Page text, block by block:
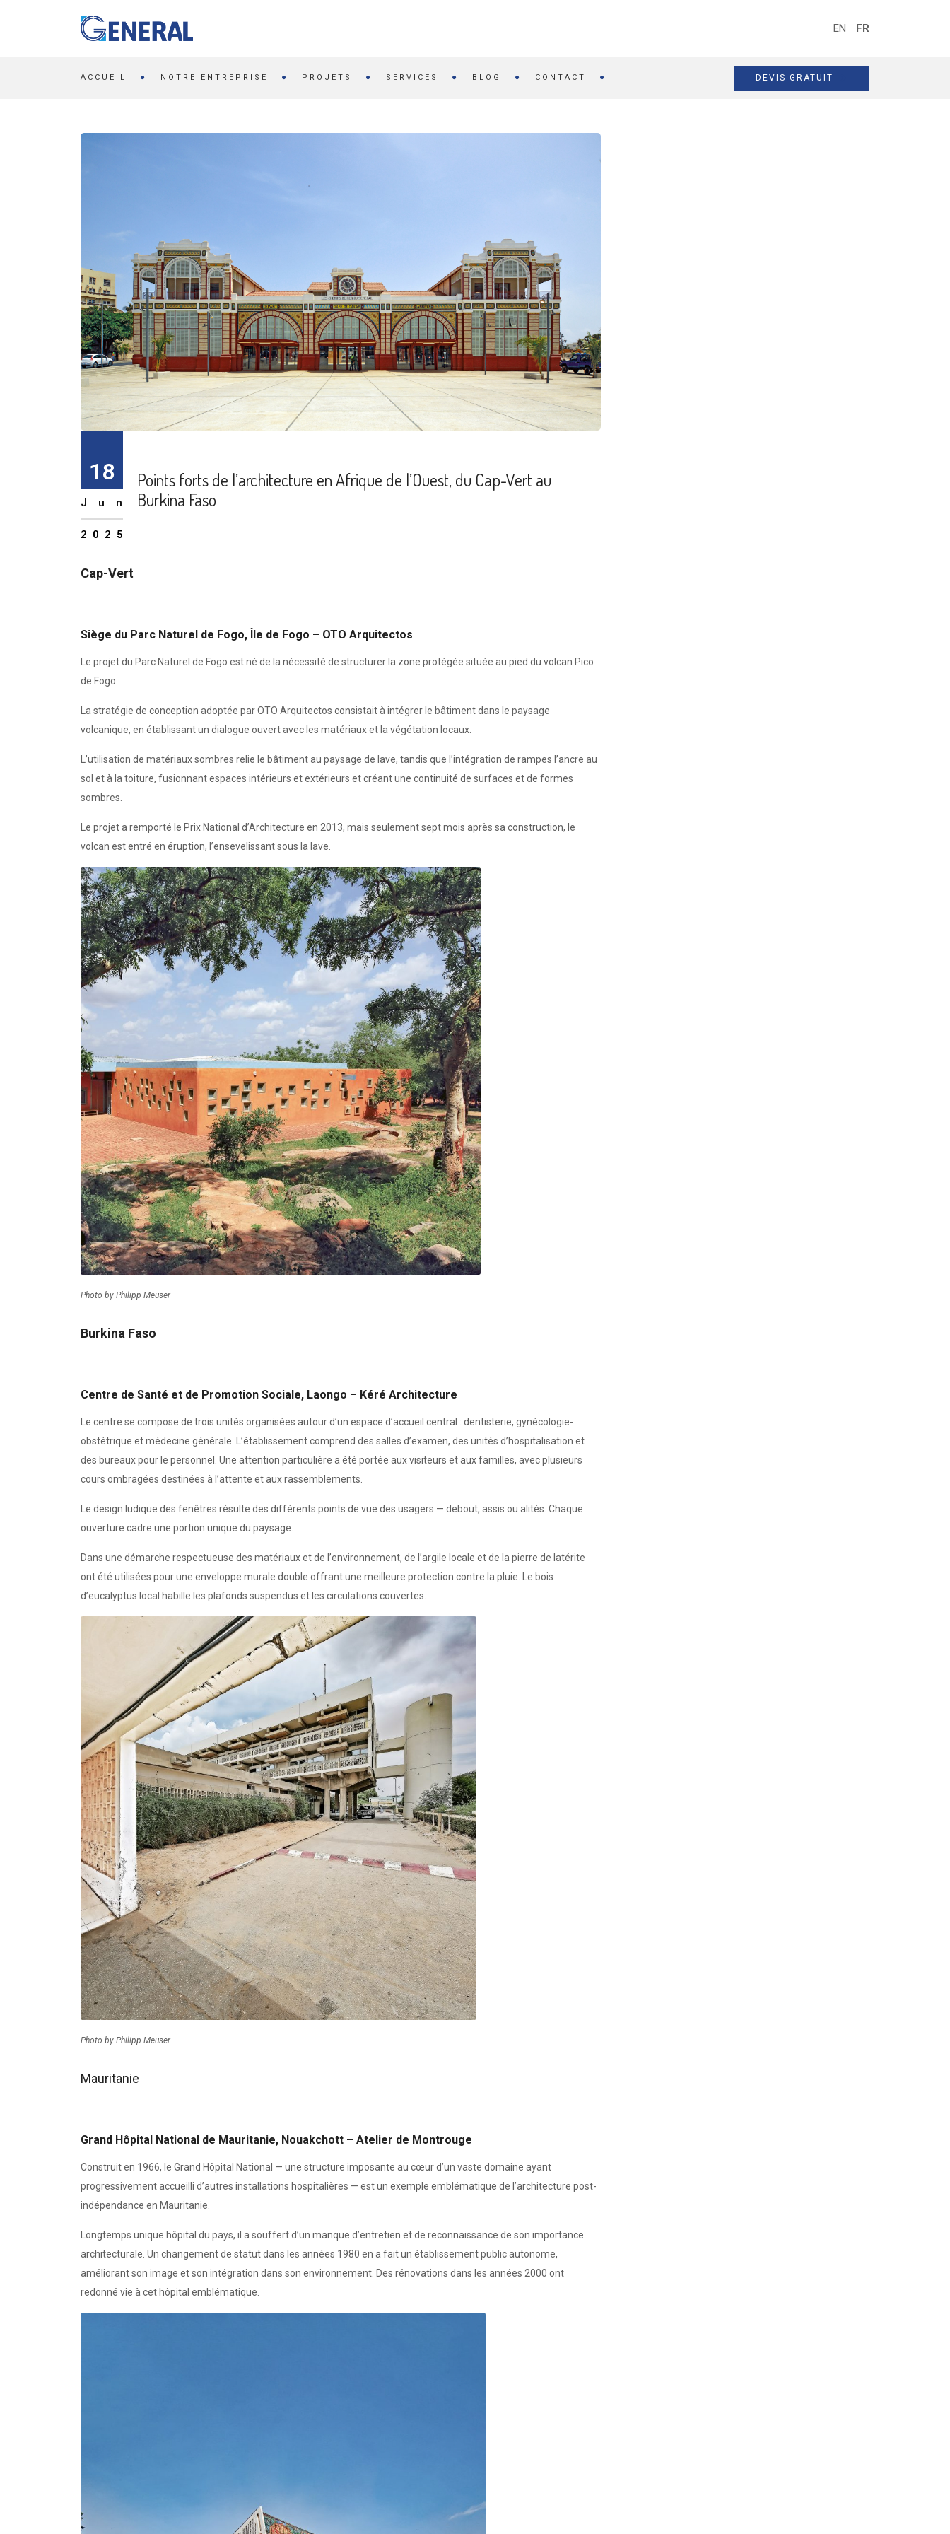
EN FR
ACCUEIL NOTRE ENTREPRISE PROJETS SERVICES BLOG CONTACT DEVIS GRATUIT
18
Jun
2025
Points forts de l’architecture en Afrique de l’Ouest, du Cap-Vert au
Burkina Faso
Cap-Vert
Siège du Parc Naturel de Fogo, Île de Fogo – OTO Arquitectos
Le projet du Parc Naturel de Fogo est né de la nécessité de structurer la zone protégée située au pied du volcan Pico
de Fogo.
La stratégie de conception adoptée par OTO Arquitectos consistait à intégrer le bâtiment dans le paysage
volcanique, en établissant un dialogue ouvert avec les matériaux et la végétation locaux.
L’utilisation de matériaux sombres relie le bâtiment au paysage de lave, tandis que l’intégration de rampes l’ancre au
sol et à la toiture, fusionnant espaces intérieurs et extérieurs et créant une continuité de surfaces et de formes
sombres.
Le projet a remporté le Prix National d’Architecture en 2013, mais seulement sept mois après sa construction, le
volcan est entré en éruption, l’ensevelissant sous la lave.
Photo by Philipp Meuser
Burkina Faso
Centre de Santé et de Promotion Sociale, Laongo – Kéré Architecture
Le centre se compose de trois unités organisées autour d’un espace d’accueil central : dentisterie, gynécologie-
obstétrique et médecine générale. L’établissement comprend des salles d’examen, des unités d’hospitalisation et
des bureaux pour le personnel. Une attention particulière a été portée aux visiteurs et aux familles, avec plusieurs
cours ombragées destinées à l’attente et aux rassemblements.
Le design ludique des fenêtres résulte des différents points de vue des usagers — debout, assis ou alités. Chaque
ouverture cadre une portion unique du paysage.
Dans une démarche respectueuse des matériaux et de l’environnement, de l’argile locale et de la pierre de latérite
ont été utilisées pour une enveloppe murale double offrant une meilleure protection contre la pluie. Le bois
d’eucalyptus local habille les plafonds suspendus et les circulations couvertes.
Photo by Philipp Meuser
Mauritanie
Grand Hôpital National de Mauritanie, Nouakchott – Atelier de Montrouge
Construit en 1966, le Grand Hôpital National — une structure imposante au cœur d’un vaste domaine ayant
progressivement accueilli d’autres installations hospitalières — est un exemple emblématique de l’architecture post-
indépendance en Mauritanie.
Longtemps unique hôpital du pays, il a souffert d’un manque d’entretien et de reconnaissance de son importance
architecturale. Un changement de statut dans les années 1980 en a fait un établissement public autonome,
améliorant son image et son intégration dans son environnement. Des rénovations dans les années 2000 ont
redonné vie à cet hôpital emblématique.